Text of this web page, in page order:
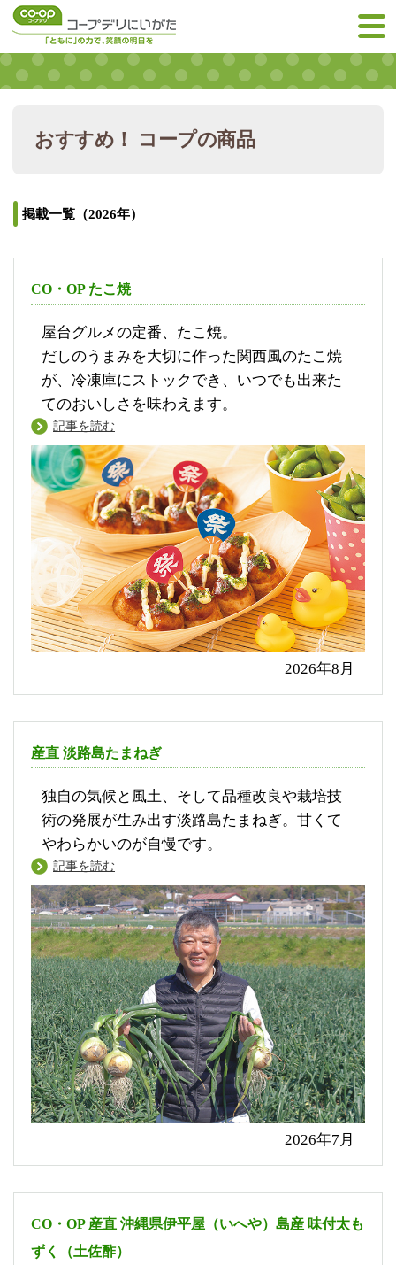
おすすめ！ コープの商品
掲載一覧（2026年）
CO・OP たこ焼
屋台グルメの定番、たこ焼。
だしのうまみを大切に作った関西風のたこ焼
が、冷凍庫にストックでき、いつでも出来た
てのおいしさを味わえます。
記事を読む
2026年8月
産直 淡路島たまねぎ
独自の気候と風土、そして品種改良や栽培技
術の発展が生み出す淡路島たまねぎ。甘くて
やわらかいのが自慢です。
記事を読む
2026年7月
CO・OP 産直 沖縄県伊平屋（いへや）島産 味付太も
ずく（土佐酢）